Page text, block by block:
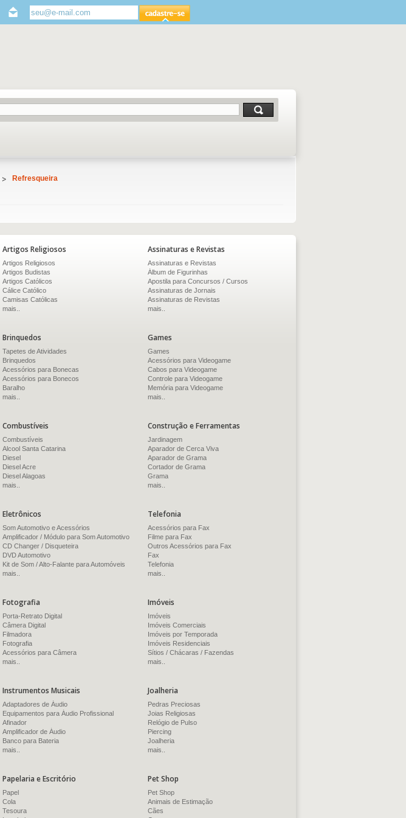
Refresqueira
Artigos Religiosos
Artigos Religiosos
Artigos Budistas
Artigos Católicos
Cálice Católico
Camisas Católicas
mais..
Assinaturas e Revistas
Assinaturas e Revistas
Álbum de Figurinhas
Apostila para Concursos / Cursos
Assinaturas de Jornais
Assinaturas de Revistas
mais..
Brinquedos
Tapetes de Atividades
Brinquedos
Acessórios para Bonecas
Acessórios para Bonecos
Baralho
mais..
Games
Games
Acessórios para Videogame
Cabos para Videogame
Controle para Videogame
Memória para Videogame
mais..
Combustíveis
Combustíveis
Alcool Santa Catarina
Diesel
Diesel Acre
Diesel Alagoas
mais..
Construção e Ferramentas
Jardinagem
Aparador de Cerca Viva
Aparador de Grama
Cortador de Grama
Grama
mais..
Eletrônicos
Som Automotivo e Acessórios
Amplificador / Módulo para Som Automotivo
CD Changer / Disqueteira
DVD Automotivo
Kit de Som / Alto-Falante para Automóveis
mais..
Telefonia
Acessórios para Fax
Filme para Fax
Outros Acessórios para Fax
Fax
Telefonia
mais..
Fotografia
Porta-Retrato Digital
Câmera Digital
Filmadora
Fotografia
Acessórios para Câmera
mais..
Imóveis
Imóveis
Imóveis Comerciais
Imóveis por Temporada
Imóveis Residenciais
Sítios / Chácaras / Fazendas
mais..
Instrumentos Musicais
Adaptadores de Áudio
Equipamentos para Áudio Profissional
Afinador
Amplificador de Áudio
Banco para Bateria
mais..
Joalheria
Pedras Preciosas
Joias Religiosas
Relógio de Pulso
Piercing
Joalheria
mais..
Papelaria e Escritório
Papel
Cola
Tesoura
Pet Shop
Pet Shop
Animais de Estimação
Cães